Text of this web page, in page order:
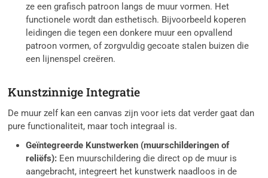
ze een grafisch patroon langs de muur vormen. Het
functionele wordt dan esthetisch. Bijvoorbeeld koperen
leidingen die tegen een donkere muur een opvallend
patroon vormen, of zorgvuldig gecoate stalen buizen die
een lijnenspel creëren.
Kunstzinnige Integratie
De muur zelf kan een canvas zijn voor iets dat verder gaat dan
pure functionaliteit, maar toch integraal is.
Geïntegreerde Kunstwerken (muurschilderingen of
reliëfs): Een muurschildering die direct op de muur is
aangebracht, integreert het kunstwerk naadloos in de